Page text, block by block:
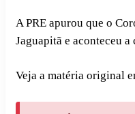
A PRE apurou que o
Jaguapitã e aconteceu a
Veja a matéria original